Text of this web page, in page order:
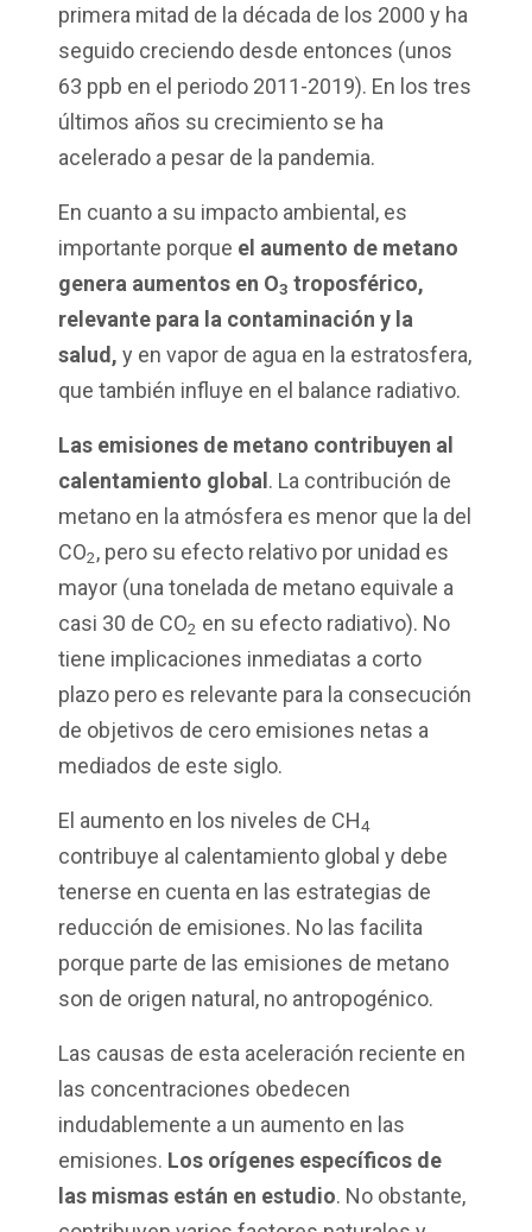
primera mitad de la década de los 2000 y ha
seguido creciendo desde entonces (unos
63 ppb en el periodo 2011-2019). En los tres
últimos años su crecimiento se ha
acelerado a pesar de la pandemia.
En cuanto a su impacto ambiental, es
importante porque el aumento de metano
genera aumentos en O3 troposférico,
relevante para la contaminación y la
salud, y en vapor de agua en la estratosfera,
que también influye en el balance radiativo.
Las emisiones de metano contribuyen al
calentamiento global. La contribución de
metano en la atmósfera es menor que la del
CO2, pero su efecto relativo por unidad es
mayor (una tonelada de metano equivale a
casi 30 de CO2 en su efecto radiativo). No
tiene implicaciones inmediatas a corto
plazo pero es relevante para la consecución
de objetivos de cero emisiones netas a
mediados de este siglo.
El aumento en los niveles de CH4
contribuye al calentamiento global y debe
tenerse en cuenta en las estrategias de
reducción de emisiones. No las facilita
porque parte de las emisiones de metano
son de origen natural, no antropogénico.
Las causas de esta aceleración reciente en
las concentraciones obedecen
indudablemente a un aumento en las
emisiones. Los orígenes específicos de
las mismas están en estudio. No obstante,